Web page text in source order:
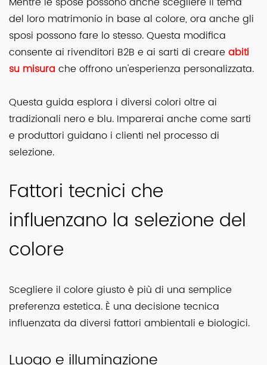
del loro matrimonio in base al colore, ora anche gli
sposi possono fare lo stesso. Questa modifica
consente ai rivenditori B2B e ai sarti di creare abiti
su misura che offrono un'esperienza personalizzata.
Questa guida esplora i diversi colori oltre ai
tradizionali nero e blu. Imparerai anche come sarti
e produttori guidano i clienti nel processo di
selezione.
Fattori tecnici che
influenzano la selezione del
colore
Scegliere il colore giusto è più di una semplice
preferenza estetica. È una decisione tecnica
influenzata da diversi fattori ambientali e biologici.
Luogo e illuminazione